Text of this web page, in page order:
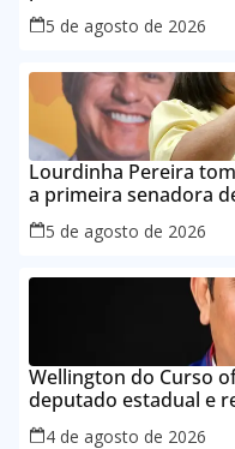
Maranhão
5 de agosto de 2026
Lourdinha Pereira
a primeira senadora
5 de agosto de 2026
Wellington do Curso
deputado estadual e
povo do Maranhão
4 de agosto de 2026